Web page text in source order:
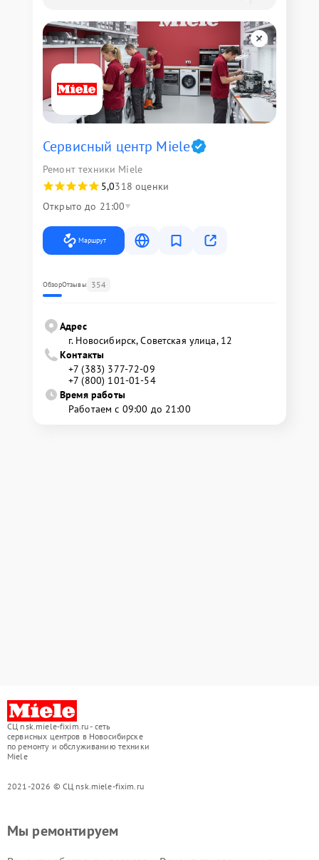
Сервисный центр Miele
Ремонт техники Miele
5,0318 оценки
Открыто до 21:00
Маршрут
ОбзорОтзывы 354
Адрес
г. Новосибирск, Советская улица, 12
Контакты
+7 (383) 377-72-09
+7 (800) 101-01-54
Время работы
Работаем с 09:00 до 21:00
СЦ nsk.miele-fixim.ru - сеть
сервисных центров в Новосибирске
по ремонту и обслуживанию техники
Miele
2021-2026 © СЦ nsk.miele-fixim.ru
Мы ремонтируем